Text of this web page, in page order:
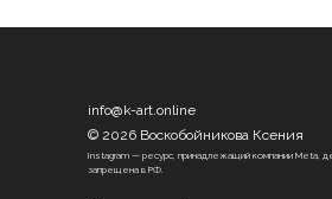
Instagram — ресурс, принадлежащий компании Meta,
запрещена в РФ.
© 2026 Воскобойникова Ксения
info@k-art.online